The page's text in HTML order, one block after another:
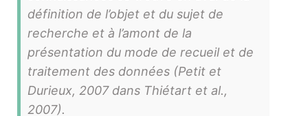
définition de l’objet et du sujet de
recherche et à l’amont de la
présentation du mode de recueil et de
traitement des données (Petit et
Durieux, 2007 dans Thiétart et al.,
2007).